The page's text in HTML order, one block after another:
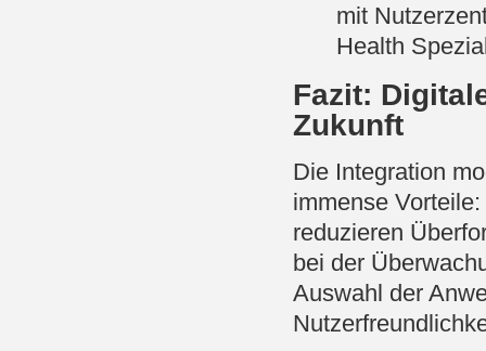
mit
Health
Fazit:
Zukunft
Die Integration
immense
reduzieren
bei der
Auswahl der